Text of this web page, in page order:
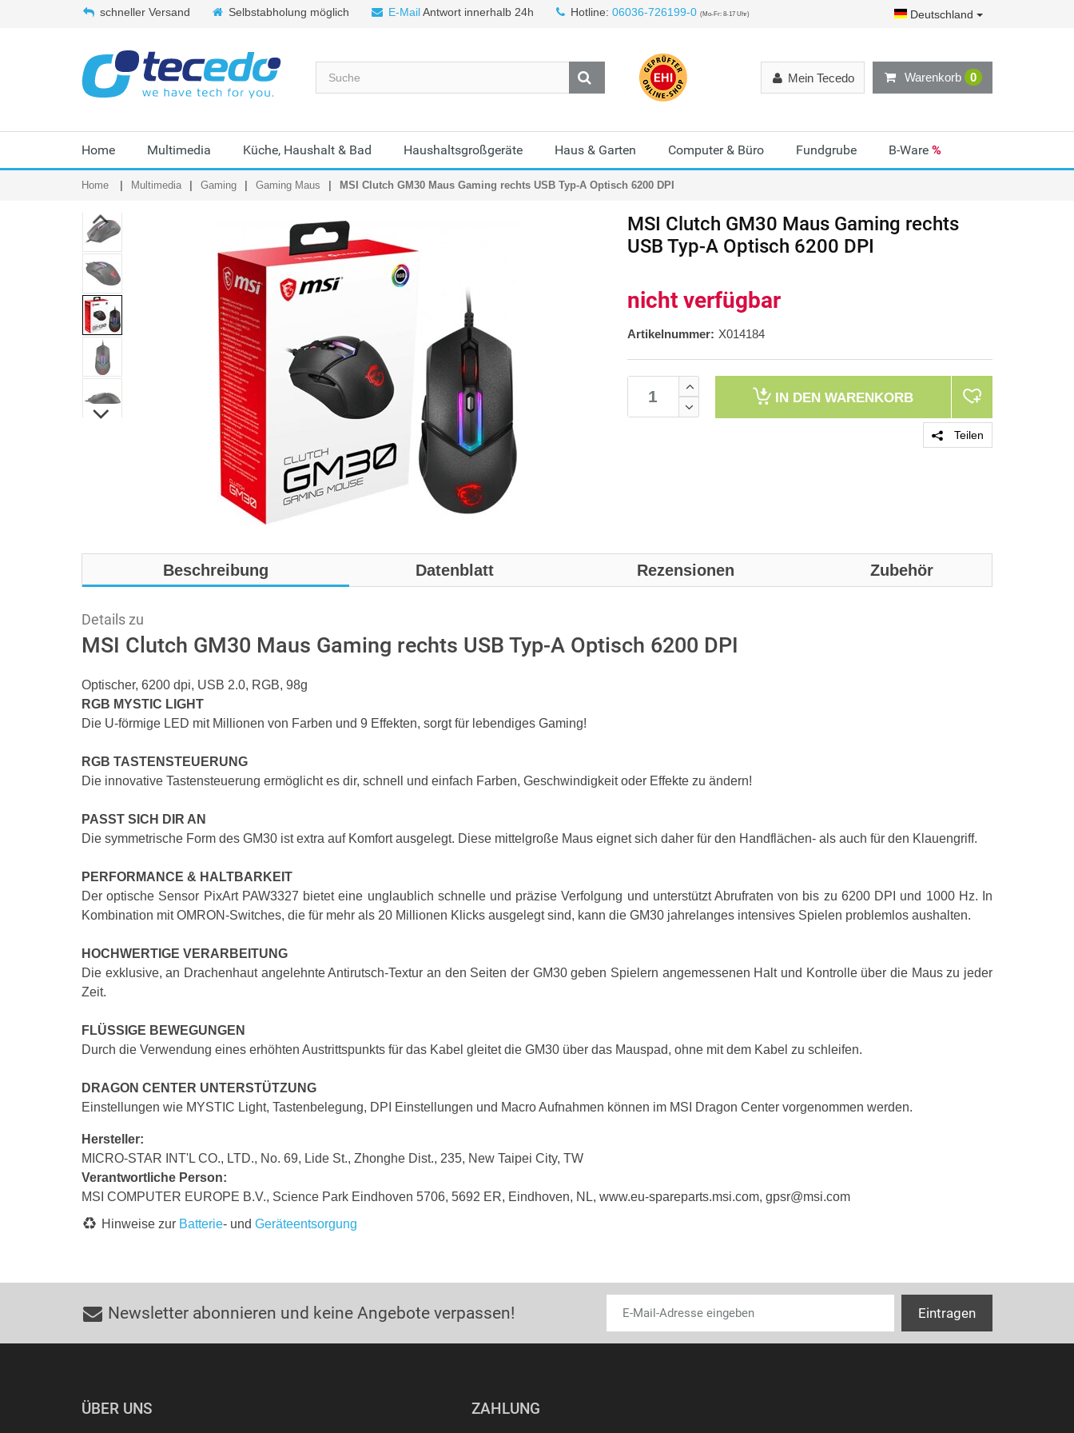
schneller Versand Selbstabholung möglich E-MailAntwort innerhalb 24h Hotline: 06036-726199-0 (Mo-Fr: 8-17 Uhr) Deutschland
Warenkorb 0
Mein Tecedo
Home Multimedia Küche, Haushalt & Bad Haushaltsgroßgeräte Haus & Garten Computer & Büro Fundgrube B-Ware %
Home Multimedia Gaming Gaming Maus MSI Clutch GM30 Maus Gaming rechts USB Typ-A Optisch 6200 DPI
MSI Clutch GM30 Maus Gaming rechts
USB Typ-A Optisch 6200 DPI
nicht verfügbar
Artikelnummer: X014184
IN DEN WARENKORB
Teilen
Beschreibung Datenblatt Rezensionen Zubehör
Details zu
MSI Clutch GM30 Maus Gaming rechts USB Typ-A Optisch 6200 DPI
Optischer, 6200 dpi, USB 2.0, RGB, 98g
RGB MYSTIC LIGHT
Die U-förmige LED mit Millionen von Farben und 9 Effekten, sorgt für lebendiges Gaming!
RGB TASTENSTEUERUNG
Die innovative Tastensteuerung ermöglicht es dir, schnell und einfach Farben, Geschwindigkeit oder Effekte zu ändern!
PASST SICH DIR AN
Die symmetrische Form des GM30 ist extra auf Komfort ausgelegt. Diese mittelgroße Maus eignet sich daher für den Handflächen- als auch für den Klauengriff.
PERFORMANCE & HALTBARKEIT
Der optische Sensor PixArt PAW3327 bietet eine unglaublich schnelle und präzise Verfolgung und unterstützt Abrufraten von bis zu 6200 DPI und 1000 Hz. In
Kombination mit OMRON-Switches, die für mehr als 20 Millionen Klicks ausgelegt sind, kann die GM30 jahrelanges intensives Spielen problemlos aushalten.
HOCHWERTIGE VERARBEITUNG
Die exklusive, an Drachenhaut angelehnte Antirutsch-Textur an den Seiten der GM30 geben Spielern angemessenen Halt und Kontrolle über die Maus zu jeder
Zeit.
FLÜSSIGE BEWEGUNGEN
Durch die Verwendung eines erhöhten Austrittspunkts für das Kabel gleitet die GM30 über das Mauspad, ohne mit dem Kabel zu schleifen.
DRAGON CENTER UNTERSTÜTZUNG
Einstellungen wie MYSTIC Light, Tastenbelegung, DPI Einstellungen und Macro Aufnahmen können im MSI Dragon Center vorgenommen werden.
Hersteller:
MICRO-STAR INT'L CO., LTD., No. 69, Lide St., Zhonghe Dist., 235, New Taipei City, TW
Verantwortliche Person:
MSI COMPUTER EUROPE B.V., Science Park Eindhoven 5706, 5692 ER, Eindhoven, NL, www.eu-spareparts.msi.com, gpsr@msi.com
Hinweise zur Batterie- und Geräteentsorgung
Farben der
Ergonomie
Newsletter abonnieren und keine Angebote verpassen!
ÜBER UNS ZAHLUNG